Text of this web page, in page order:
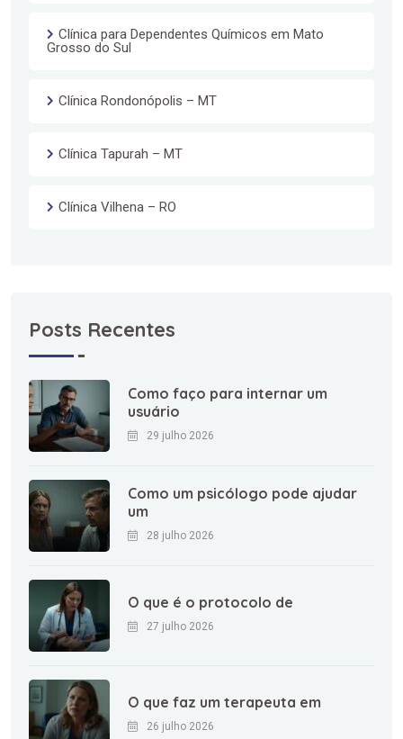
Clínica para Dependentes Químicos em Mato
Grosso do Sul
Clínica Rondonópolis – MT
Clínica Tapurah – MT
Clínica Vilhena – RO
Posts Recentes
Como faço para internar um
usuário
29 julho 2026
Como um psicólogo pode ajudar
um
28 julho 2026
O que é o protocolo de
27 julho 2026
O que faz um terapeuta em
26 julho 2026